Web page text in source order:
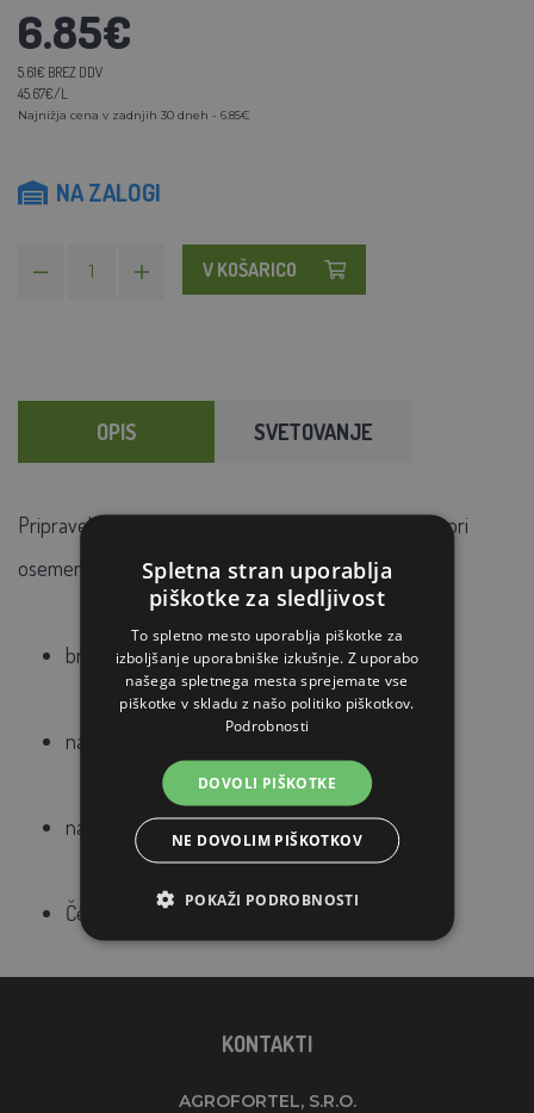
6.85€
5.61€ BREZ DDV
45.67€/L
Najnižja cena v zadnjih 30 dneh - 6.85€
NA ZALOGI
V KOŠARICO
OPIS SVETOVANJE
Pripravek za povečanje drsnosti sluznice in rokavice pri
osemenitvah in veterinarskih pregledih
brezbarvna oljnata tekočina v obliki pršila
nanos na razdalji 15-20 cm
nanesite tik pred posegom
Češki izdelek
KONTAKTI
AGROFORTEL, S.R.O.
Spletna stran uporablja
piškotke za sledljivost
To spletno mesto uporablja piškotke za
izboljšanje uporabniške izkušnje. Z uporabo
našega spletnega mesta sprejemate vse
piškotke v skladu z našo politiko piškotkov.
Podrobnosti
DOVOLI PIŠKOTKE
NE DOVOLIM PIŠKOTKOV
POKAŽI PODROBNOSTI